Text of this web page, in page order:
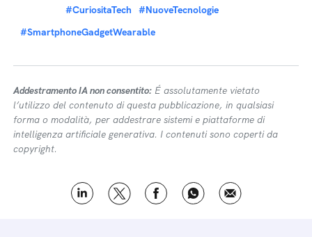
#CuriositaTech
#NuoveTecnologie
#SmartphoneGadgetWearable
Addestramento IA non consentito: É assolutamente vietato
l’utilizzo del contenuto di questa pubblicazione, in qualsiasi
forma o modalità, per addestrare sistemi e piattaforme di
intelligenza artificiale generativa. I contenuti sono coperti da
copyright.